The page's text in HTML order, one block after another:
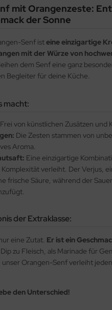
mit Orangenzeste:
der Sonne
Senf isteine einzigartige
mit der Würze von
dem Senf eine ganz
Begleiter für deine Küche.
macht:
Frei von künstlichen Zusätzen und
Die Zesten stammen von
Aroma.
Eine einzigartige
verleiht. Der Verjus,
frische Säure, während der
der Extraklasse:
eine Zutat. Er ist ein
Dip zu Fleisch, als Marinade für
Orangen-Senf verleiht
den Unterschied!